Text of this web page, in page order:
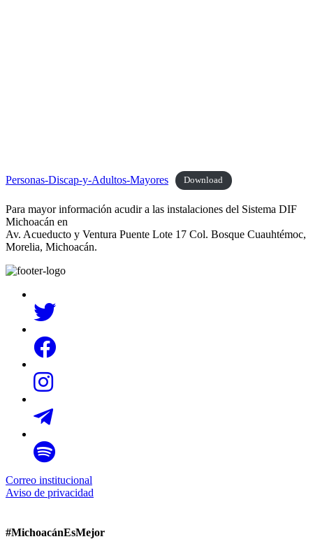
Personas-Discap-y-Adultos-Mayores Download
Para mayor información acudir a las instalaciones del Sistema DIF
Michoacán en
Av. Acueducto y Ventura Puente Lote 17 Col. Bosque Cuauhtémoc,
Morelia, Michoacán.
Correo institucional
Aviso de privacidad
#MichoacánEsMejor